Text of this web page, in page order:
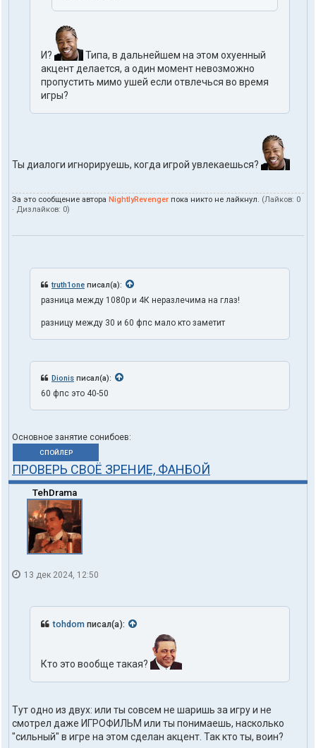
И?
Типа, в дальнейшем на этом охуенный
акцент делается, а один момент невозможно
пропустить мимо ушей если отвлечься во время
игры?
Ты диалоги игнорируешь, когда игрой увлекаешься?
За это сообщение автора NightlyRevenger пока никто не лайкнул. (Лайков: 0
· Дизлайков: 0)
truth1one писал(а):
разница между 1080p и 4К неразлечима на глаз!
разницу между 30 и 60 фпс мало кто заметит
Dionis писал(а):
60 фпс это 40-50
Основное занятие сонибоев:
СПОЙЛЕР
ПРОВЕРЬ СВОЁ ЗРЕНИЕ, ФАНБОЙ
TehDrama
13 дек 2024, 12:50
tohdom писал(а):
Кто это вообще такая?
Тут одно из двух: или ты совсем не шаришь за игру и не
смотрел даже ИГРОФИЛЬМ или ты понимаешь, насколько
"сильный" в игре на этом сделан акцент. Так кто ты, воин?